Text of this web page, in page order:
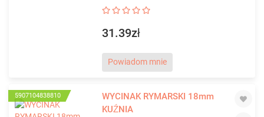
31.39zł
Powiadom mnie
5907104838810
WYCINAK RYMARSKI 18mm
KUŹNIA